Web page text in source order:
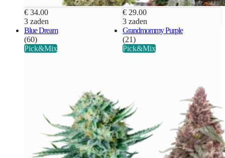
€ 34.00
3 zaden
€ 29.00
3 zaden
Blue Dream
(60)
Pick&Mix
Grandmommy Purple
(21)
Pick&Mix